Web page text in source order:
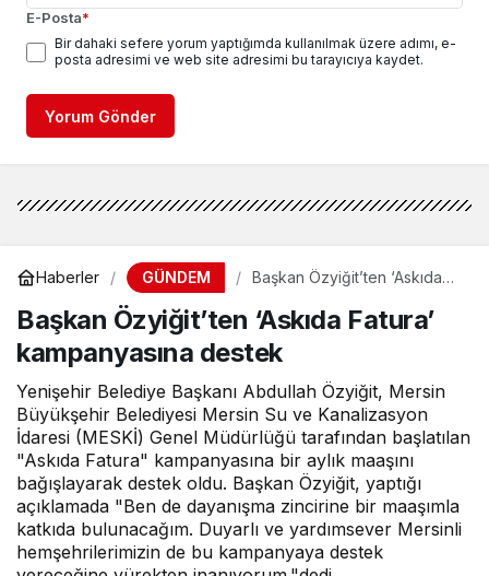
E-Posta*
Bir dahaki sefere yorum yaptığımda kullanılmak üzere adımı, e-
posta adresimi ve web site adresimi bu tarayıcıya kaydet.
Yorum Gönder
Haberler GÜNDEM
Başkan Özyiğit’ten ‘Askıda
destek
Başkan Özyiğit’ten ‘Askıda Fatura’
kampanyasına destek
Yenişehir Belediye Başkanı Abdullah Özyiğit, Mersin
Büyükşehir Belediyesi Mersin Su ve Kanalizasyon
İdaresi (MESKİ) Genel Müdürlüğü tarafından başlatılan
"Askıda Fatura" kampanyasına bir aylık maaşını
bağışlayarak destek oldu. Başkan Özyiğit, yaptığı
açıklamada "Ben de dayanışma zincirine bir maaşımla
katkıda bulunacağım. Duyarlı ve yardımsever Mersinli
hemşehrilerimizin de bu kampanyaya destek